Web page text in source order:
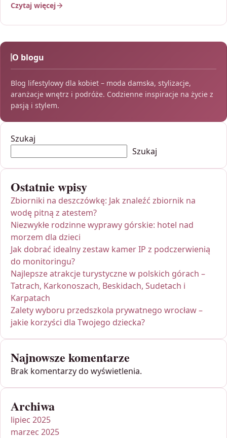
Czytaj więcej
O blogu
Blog lifestylowy dla kobiet – moda damska, stylizacje,
aranżacje wnętrz i podróże. Codzienne inspiracje na życie z
pasją i stylem.
Szukaj
Szukaj
Ostatnie wpisy
Zbiorniki na deszczówkę: Jak znaleźć zbiornik na
wodę pitną z atestem?
Niezwykłe rodzinne wyprawy górskie: hotel nad
morzem dla dzieci
Jak dobrać idealny zestaw kamer IP z podczerwienią
do monitoringu?
Najlepsze atrakcje turystyczne w polskich górach –
Tatrach, Karkonoszach, Beskidach, Sudetach i
Karpatach
Zalety wyboru przedszkola prywatnego wrocław –
jakie korzyści dla Twojego dziecka?
Najnowsze komentarze
Brak komentarzy do wyświetlenia.
Archiwa
lipiec 2025
marzec 2025